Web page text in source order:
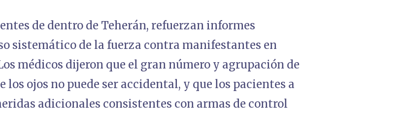
de dentro de Teherán, refuerzan informes
sistemático de la fuerza contra manifestantes en
médicos dijeron que el gran número y agrupación de
los ojos no puede ser accidental, y que los pacientes a
adicionales consistentes con armas de control